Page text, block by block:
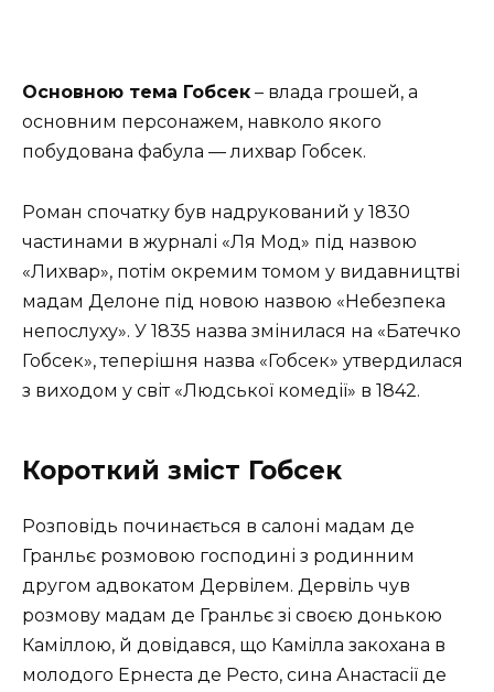
Основною тема Гобсек – влада грошей, а
основним персонажем, навколо якого
побудована фабула — лихвар Гобсек.
Роман спочатку був надрукований у 1830
частинами в журналі «Ля Мод» під назвою
«Лихвар», потім окремим томом у видавництві
мадам Делоне під новою назвою «Небезпека
непослуху». У 1835 назва змінилася на «Батечко
Гобсек», теперішня назва «Гобсек» утвердилася
з виходом у світ «Людської комедії» в 1842.
Короткий зміст Гобсек
Розповідь починається в салоні мадам де
Гранльє розмовою господині з родинним
другом адвокатом Дервілем. Дервіль чув
розмову мадам де Гранльє зі своєю донькою
Каміллою, й довідався, що Камілла закохана в
молодого Ернеста де Ресто, сина Анастасії де